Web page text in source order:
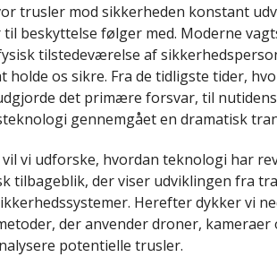
trusler mod sikkerheden konstant
beskyttelse følger med. Moderne
tilstedeværelse af
holde os sikre. Fra de tidligste tider,
det primære forsvar, til
gennemgået en dramatisk
vi udforske, hvordan teknologi har
tilbageblik, der viser udviklingen fra
Herefter dykker vi
der anvender droner,
potentielle trusler.